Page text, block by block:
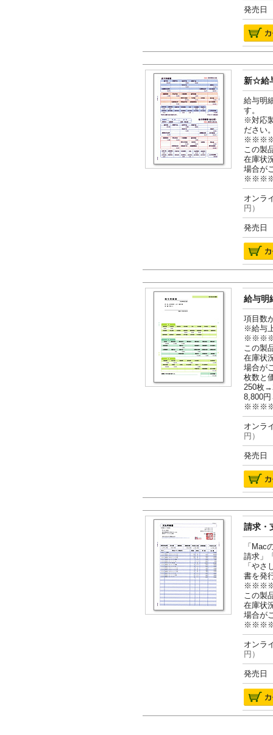
発売日
新☆給
給与明
す。
※対応
ださい
この製
在庫状
場合が
オン
円）
発売日
給与明
項目数
※給与
この製
在庫状
場合が
枚数と
250枚
8,800
オン
円）
発売日
請求・
「Mac
請求」
「や
書を発
この製
在庫状
場合が
オン
円）
発売日